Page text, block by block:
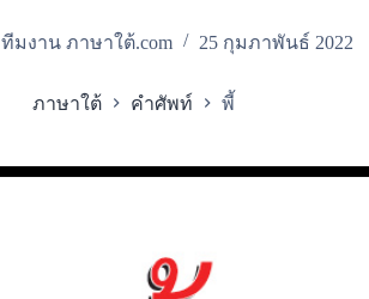
ทีมงาน ภาษาใต้.com 25 กุมภาพันธ์ 2022
ภาษาใต้ คำศัพท์ พี้